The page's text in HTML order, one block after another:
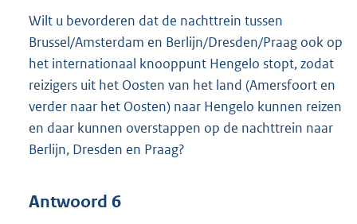
Wilt u bevorderen dat de nachttrein tussen
Brussel/Amsterdam en Berlijn/Dresden/Praag ook op
het internationaal knooppunt Hengelo stopt, zodat
reizigers uit het Oosten van het land (Amersfoort en
verder naar het Oosten) naar Hengelo kunnen reizen
en daar kunnen overstappen op de nachttrein naar
Berlijn, Dresden en Praag?
Antwoord 6